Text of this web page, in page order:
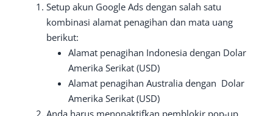
Setup akun Google Ads dengan salah satu
kombinasi alamat penagihan dan mata uang
berikut:
Alamat penagihan Indonesia dengan Dolar
Amerika Serikat (USD)
Alamat penagihan Australia dengan Dolar
Amerika Serikat (USD)
Anda harus menonaktifkan pemblokir pop-up